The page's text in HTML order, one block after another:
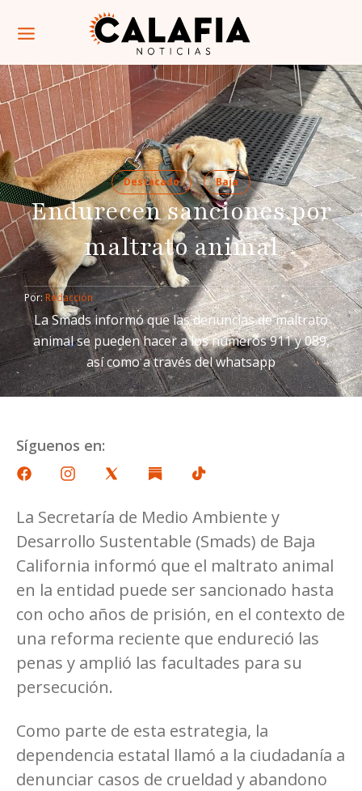
Destacado Baja
Endurecen sanciones por
maltrato animal
Por: Redacción
La Smads informó que las denuncias de maltrato
animal se pueden hacer a los números 911 y 089,
así como a través del whatsapp
Síguenos en:
La Secretaría de Medio Ambiente y
Desarrollo Sustentable (Smads) de Baja
California informó que el maltrato animal
en la entidad puede ser sancionado hasta
con ocho años de prisión, en el contexto de
una reforma reciente que endureció las
penas y amplió las facultades para su
persecución.
Como parte de esta estrategia, la
dependencia estatal llamó a la ciudadanía a
denunciar casos de crueldad y abandono